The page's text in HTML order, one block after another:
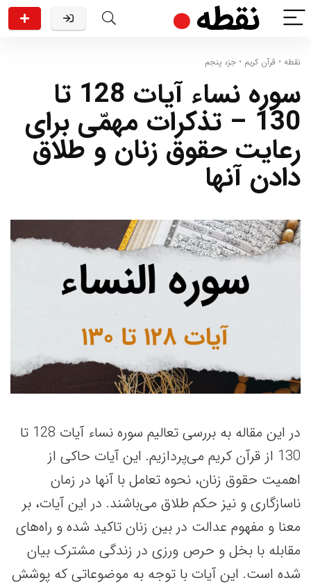
نقطه • قرآن کریم • جزء پنجم
سوره نساء آیات 128 تا
130 – تذکرات مهمّی برای
رعایت حقوق زنان و طلاق
دادن آنها
در این مقاله به بررسی تعالیم سوره نساء آیات 128 تا
130 از قرآن کریم می‌پردازیم. این آیات حاکی از
اهمیت حقوق زنان، نحوه تعامل با آنها در زمان
ناسازگاری و نیز حکم طلاق می‌باشند. در این آیات، بر
معنا و مفهوم عدالت در بین زنان تاکید شده و راه‌های
مقابله با بخل و حرص ورزی در زندگی مشترک بیان
شده است. این آیات با توجه به موضوعاتی که پوشش